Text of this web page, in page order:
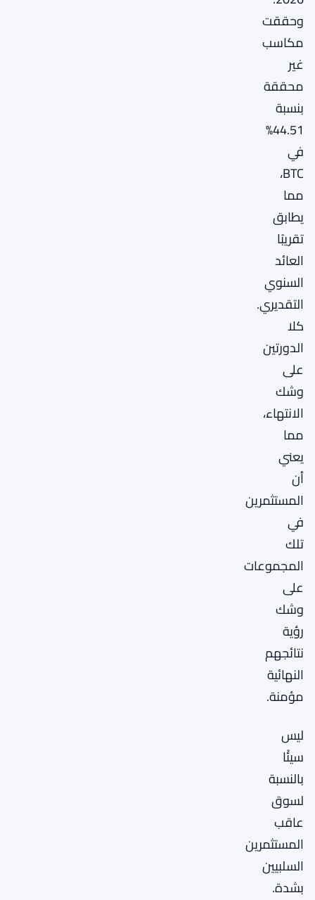
وحققت
مكاسب
غير
محققة
بنسبة
44.51%
في
BTC،
مما
يطابق
تقريبًا
العائد
السنوي
التقديري.
كلا
الدورتين
على
وشك
الانتهاء،
مما
يعني
أن
المستثمرين
في
تلك
المجموعات
على
وشك
رؤية
نتائجهم
النهائية
مؤمنة.
ليس
سيئًا
بالنسبة
لسوق
عاقب
المستثمرين
السلبيين
بشدة.